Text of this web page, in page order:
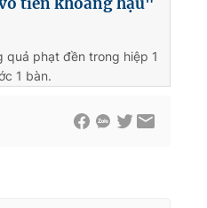
quả phạt đền trong hiệp 1
1 bàn.